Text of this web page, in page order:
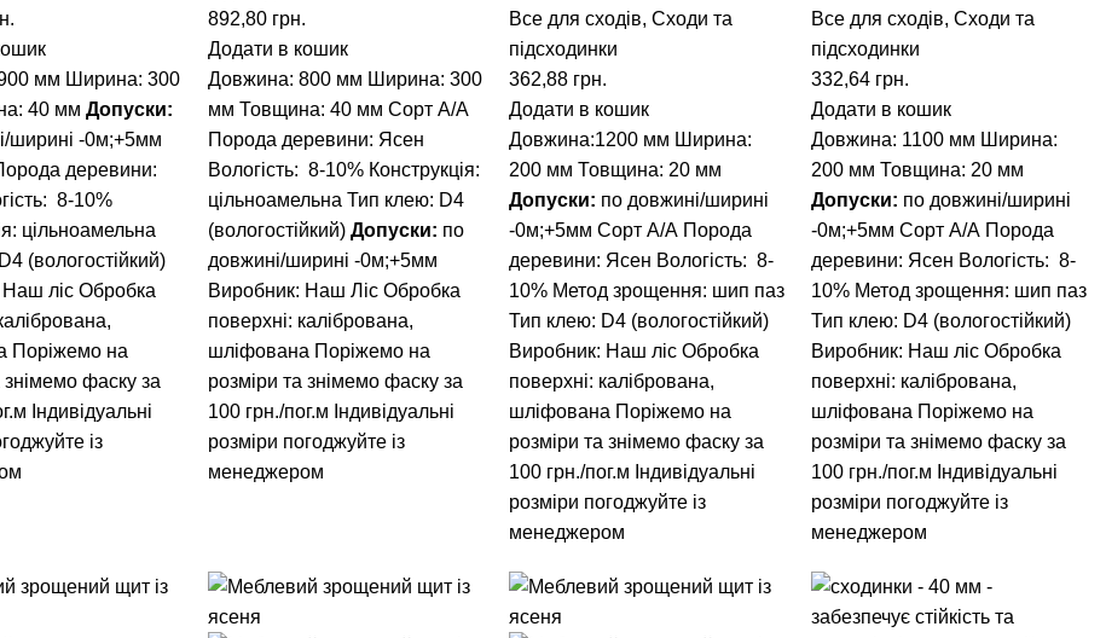
мм Ширина: 300
40 мм Допуски:
ширині -0м;+5мм
деревини:
8-10%
цільноамельна
(вологостійкий)
ліс Обробка
Поріжемо на
знімемо фаску за
Індивідуальні
із
892,80 грн.
Додати в кошик
Довжина: 800 мм Ширина: 300
мм Товщина: 40 мм Сорт А/А
Порода деревини: Ясен
Вологість: 8-10% Конструкція:
цільноамельна Тип клею: D4
(вологостійкий) Допуски: по
довжині/ширині -0м;+5мм
Виробник: Наш Ліс Обробка
поверхні: калібрована,
шліфована Поріжемо на
розміри та знімемо фаску за
100 грн./пог.м Індивідуальні
розміри погоджуйте із
менеджером
Все для сходів, Сходи та
підсходинки
362,88 грн.
Додати в кошик
Довжина:1200 мм Ширина:
200 мм Товщина: 20 мм
Допуски: по довжині/ширині
-0м;+5мм Сорт А/А Порода
деревини: Ясен Вологість: 8-
10% Метод зрощення: шип паз
Тип клею: D4 (вологостійкий)
Виробник: Наш ліс Обробка
поверхні: калібрована,
шліфована Поріжемо на
розміри та знімемо фаску за
100 грн./пог.м Індивідуальні
розміри погоджуйте із
менеджером
Все для сходів, Сходи та
підсходинки
332,64 грн.
Додати в кошик
Довжина: 1100 мм Ширина:
200 мм Товщина: 20 мм
Допуски: по довжині/ширині
-0м;+5мм Сорт А/А Порода
деревини: Ясен Вологість: 8-
10% Метод зрощення: шип паз
Тип клею: D4 (вологостійкий)
Виробник: Наш ліс Обробка
поверхні: калібрована,
шліфована Поріжемо на
розміри та знімемо фаску за
100 грн./пог.м Індивідуальні
розміри погоджуйте із
менеджером